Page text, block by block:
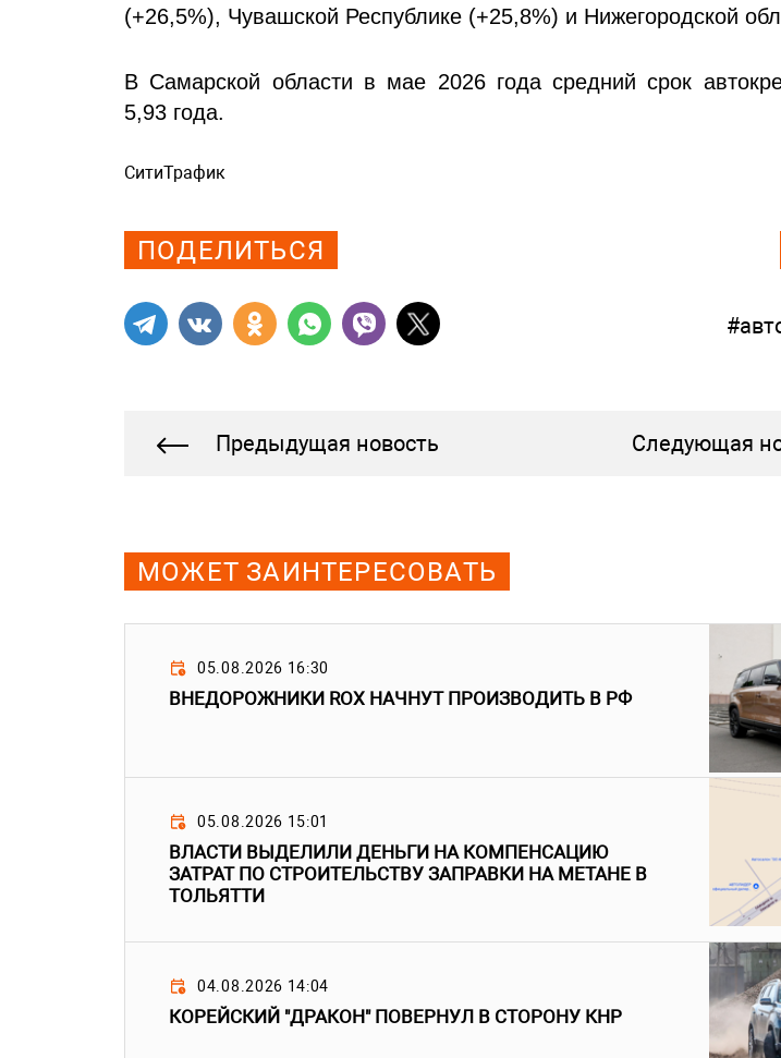
(+26,5%), Чувашской Республике (+25,8%) и Нижегородской
В Самарской области в мае 2026 года средний срок
5,93 года.
СитиТрафик
ПОДЕЛИТЬСЯ
Предыдущая новость Следующая
МОЖЕТ ЗАИНТЕРЕСОВАТЬ
05.08.2026 16:30
ВНЕДОРОЖНИКИ ROX НАЧНУТ ПРОИЗВОДИТЬ В РФ
05.08.2026 15:01
ВЛАСТИ ВЫДЕЛИЛИ ДЕНЬГИ НА КОМПЕНСАЦИЮ
ЗАТРАТ ПО СТРОИТЕЛЬСТВУ ЗАПРАВКИ НА МЕТАНЕ В
ТОЛЬЯТТИ
04.08.2026 14:04
КОРЕЙСКИЙ "ДРАКОН" ПОВЕРНУЛ В СТОРОНУ КНР